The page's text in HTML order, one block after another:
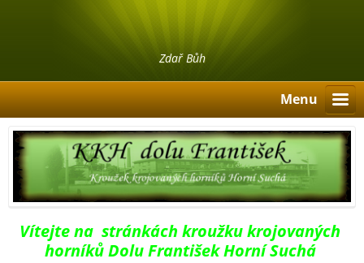
Zdař Bůh
Menu
Vítejte na stránkách kroužku krojovaných
horníků Dolu František Horní Suchá